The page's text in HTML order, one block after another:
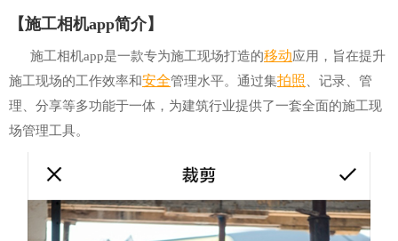
【施工相机app简介】
施工相机app是一款专为施工现场打造的移动应用，旨在提升
施工现场的工作效率和安全管理水平。通过集拍照 、记录、管
理、分享等多功能于一体，为建筑行业提供了一套全面的施工现
场管理工具。